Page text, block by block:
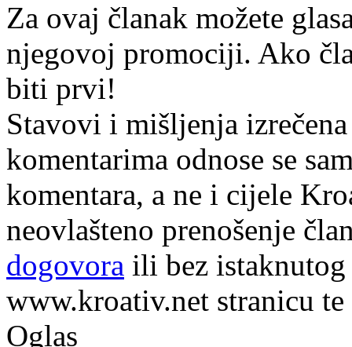
Za ovaj članak možete
njegovoj promociji. Ako
biti prvi!
Stavovi i mišljenja
komentarima odnose se
komentara, a ne i cijele
neovlašteno prenošenje
dogovora ili bez
www.kroativ.net stranicu te
Oglas